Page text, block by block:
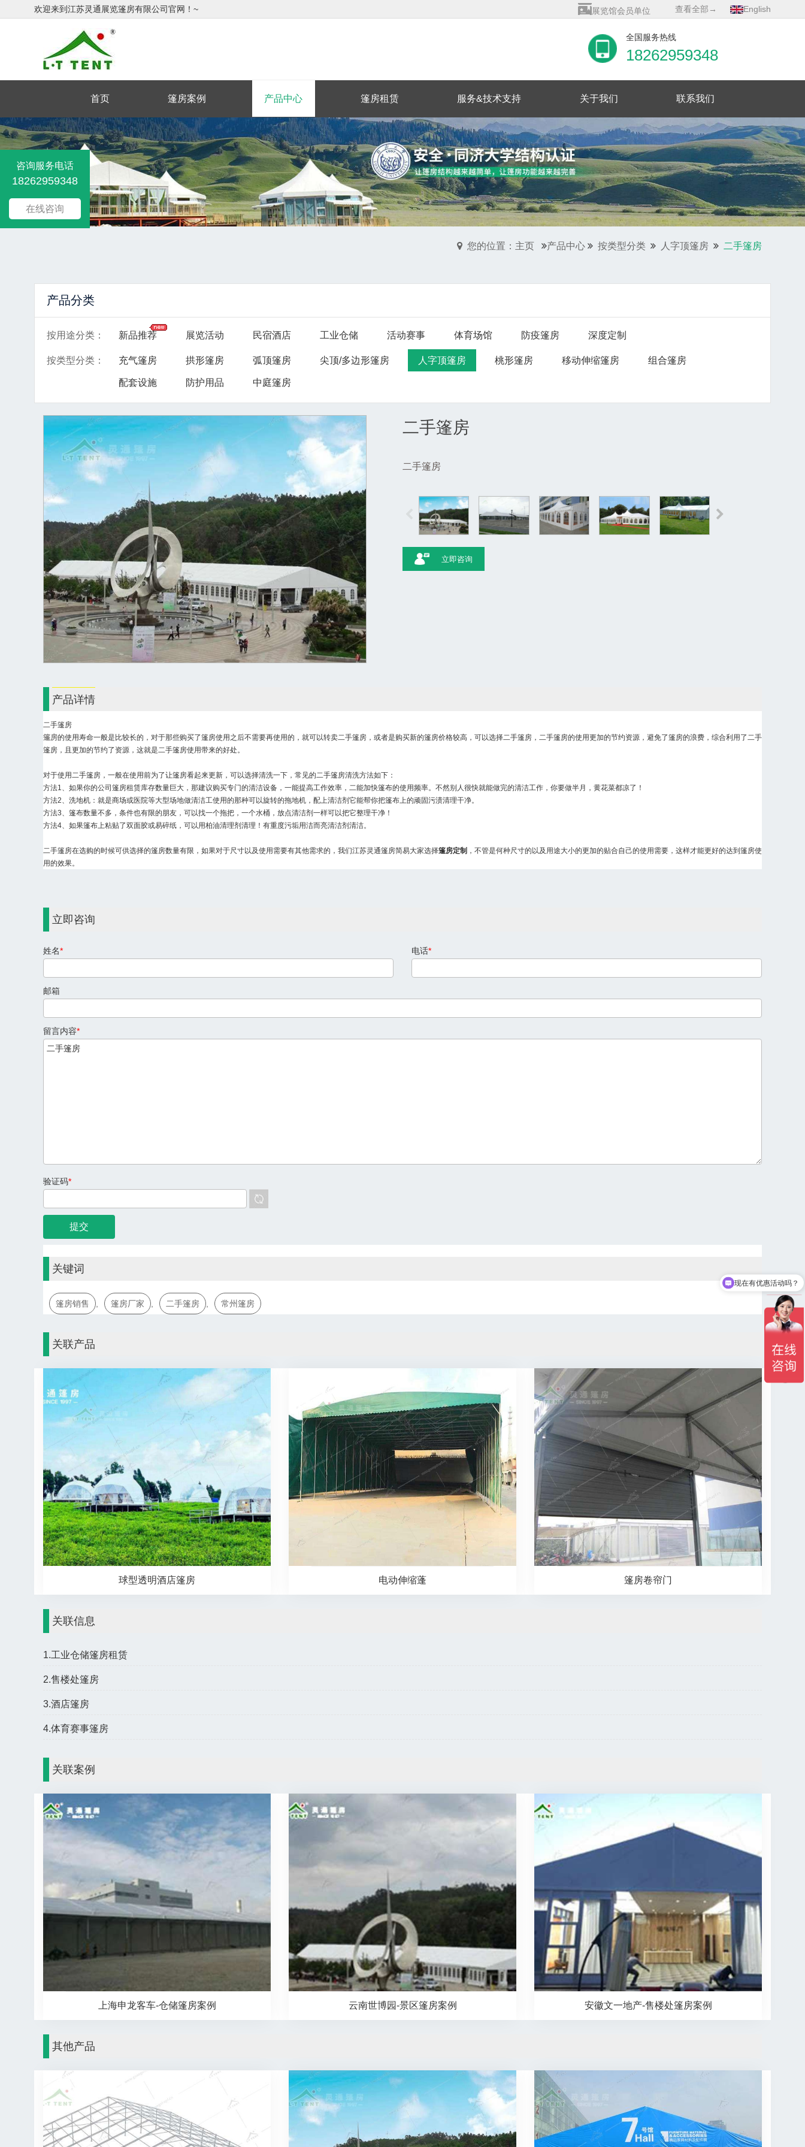
欢迎来到江苏灵通展览篷房有限公司官网！~
展览馆会员单位
质量管理体系证书
查看全部→ English
全国服务热线
18262959348
首页 篷房案例 产品中心 篷房租赁 服务&技术支持 关于我们 联系我们
您的位置：主页 产品中心 按类型分类 人字顶篷房 二手篷房
产品分类
按用途分类 ： 新品推荐 展览活动 民宿酒店 工业仓储 活动赛事 体育场馆 防疫篷房 深度定制
按类型分类 ： 充气篷房 拱形篷房 弧顶篷房 尖顶/多边形篷房 人字顶篷房 桃形篷房 移动伸缩篷房 组合篷房
配套设施 防护用品 中庭篷房
二手篷房
二手篷房
立即咨询
产品详情
二手篷房
篷房的使用寿命一般是比较长的，对于那些购买了篷房使用之后不需要再使用的，就可以转卖二手篷房，或者是购买新的篷房价格较高，可以选择二手篷房，二手篷房的使用更加的节约资源，避免了篷房的浪费，综合利用了二手
篷房，且更加的节约了资源，这就是二手篷房使用带来的好处。
对于使用二手篷房，一般在使用前为了让篷房看起来更新，可以选择清洗一下，常见的二手篷房清洗方法如下：
方法1、如果你的公司篷房租赁库存数量巨大，那建议购买专门的清洁设备，一能提高工作效率，二能加快篷布的使用频率。不然别人很快就能做完的清洁工作，你要做半月，黄花菜都凉了！
方法2、洗地机：就是商场或医院等大型场地做清洁工使用的那种可以旋转的拖地机，配上清洁剂它能帮你把篷布上的顽固污渍清理干净。
方法3、篷布数量不多，条件也有限的朋友，可以找一个拖把，一个水桶，放点清洁剂一样可以把它整理干净！
方法4、如果篷布上粘贴了双面胶或易碎纸，可以用柏油清理剂 清理 ！有重度污垢用洁而亮清洁剂清洁。
二手篷房在选购的时候可供选择的篷房数量有限，如果对于尺寸以及使用需要有其他需求的，我们江苏灵通篷房简易大家选择篷房定制 ，不管是何种尺寸的以及用途大小的更加的贴合自己的使用需要，这样才能更好的达到篷房使
用的效果。
立即咨询
姓名* 电话*
邮箱
留言内容*
验证码*
关键词
篷房销售 , 篷房厂家 , 二手篷房 , 常州篷房
关联产品
球型透明酒店篷房 电动伸缩蓬 篷房卷帘门
关联信息
1.工业仓储篷房租赁
2.售楼处篷房
3.酒店篷房
4.体育赛事篷房
关联案例
上海申龙客车-仓储篷房案例 云南世博园-景区篷房案例 安徽文一地产-售楼处篷房案例
其他产品
咨询服务电话
18262959348
在线咨询
可以介绍下你们的产品么？